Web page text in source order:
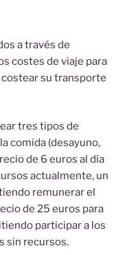
a través de
costes de viaje para
su transporte
tres tipos de
comida (desayuno,
de 6 euros al día
actualmente, un
remunerar el
de 25 euros para
participar a los
sin recursos.